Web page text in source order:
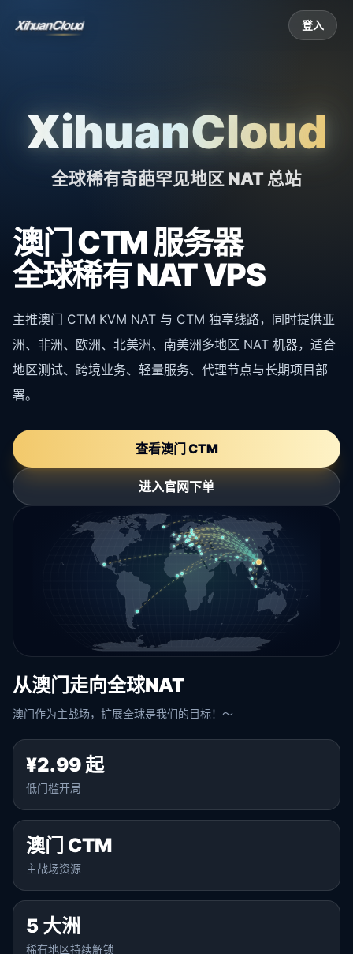
XihuanCloud 登入
XihuanCloud
全球稀有奇葩罕见地区 NAT 总站
澳门 CTM 服务器
全球稀有 NAT VPS
主推澳门 CTM KVM NAT 与 CTM 独享线路，同时提供亚
洲、非洲、欧洲、北美洲、南美洲多地区 NAT 机器，适合
地区测试、跨境业务、轻量服务、代理节点与长期项目部
署。
查看澳门 CTM
进入官网下单
从澳门走向全球NAT
澳门作为主战场，扩展全球是我们的目标！～
¥2.99 起
低门槛开局
澳门 CTM
主战场资源
5 大洲
稀有地区持续解锁